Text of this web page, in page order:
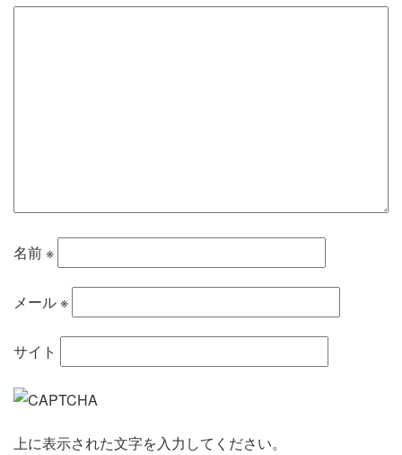
名前※
メール※
サイト
上に表示された文字を入力してください。